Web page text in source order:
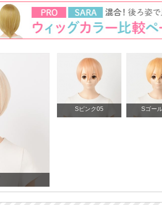
Sピンク05 Sゴー